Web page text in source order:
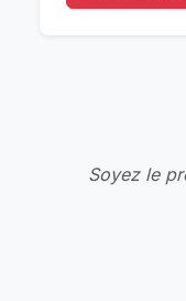
Soyez le